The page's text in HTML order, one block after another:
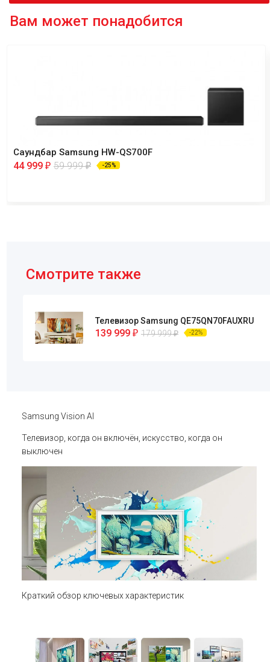
Вам может понадобится
Саундбар Samsung HW-QS700F
44 999 ₽ 59 999₽ -25%
Смотрите также
Телевизор Samsung QE75QN70FAUXRU
139 999 ₽ 179 999₽ -22%
Samsung Vision AI
Телевизор, когда он включён, искусство, когда он
выключен
Краткий обзор ключевых характеристик